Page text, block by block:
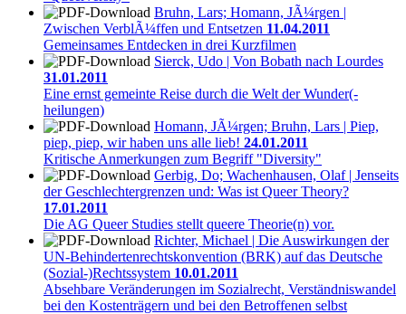
Bruhn, Lars; Homann, JÃ¼rgen |
Zwischen VerblÃ¼ffen und Entsetzen 11.04.2011
Gemeinsames Entdecken in drei Kurzfilmen
Sierck, Udo | Von Bobath nach Lourdes
31.01.2011
Eine ernst gemeinte Reise durch die Welt der Wunder(-
heilungen)
Homann, JÃ¼rgen; Bruhn, Lars | Piep,
piep, piep, wir haben uns alle lieb! 24.01.2011
Kritische Anmerkungen zum Begriff "Diversity"
Gerbig, Do; Wachenhausen, Olaf | Jenseits
der Geschlechtergrenzen und: Was ist Queer Theory?
17.01.2011
Die AG Queer Studies stellt queere Theorie(n) vor.
Richter, Michael | Die Auswirkungen der
UN-Behindertenrechtskonvention (BRK) auf das Deutsche
(Sozial-)Rechtssystem 10.01.2011
Absehbare Veränderungen im Sozialrecht, Verständniswandel
bei den Kostenträgern und bei den Betroffenen selbst